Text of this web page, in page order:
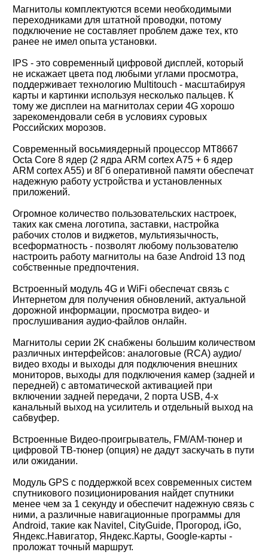
Магнитолы комплектуются всеми необходимыми
переходниками для штатной проводки, потому
подключение не составляет проблем даже тех, кто
ранее не имел опыта установки.
IPS - это современный цифровой дисплей, который
не искажает цвета под любыми углами просмотра,
поддерживает технологию Multitouch - масштабируя
карты и картинки используя несколько пальцев. К
тому же дисплеи на магнитолах серии 4G хорошо
зарекомендовали себя в условиях суровых
Российских морозов.
Современный восьмиядерный процессор MT8667
Octa Core 8 ядер (2 ядра ARM cortex A75 + 6 ядер
ARM cortex A55) и 8Гб оперативной памяти обеспечат
надежную работу устройства и установленных
приложений.
Огромное количество пользовательских настроек,
таких как смена логотипа, заставки, настройка
рабочих столов и виджетов, мультиязычность,
всеформатность - позволят любому пользователю
настроить работу магнитолы на базе Android 13 под
собственные предпочтения.
Встроенный модуль 4G и WiFi обеспечат связь с
Интернетом для получения обновлений, актуальной
дорожной информации, просмотра видео- и
прослушивания аудио-файлов онлайн.
Магнитолы серии 2K снабжены большим количеством
различных интерфейсов: аналоговые (RCA) аудио/
видео входы и выходы для подключения внешних
мониторов, выходы для подключения камер (задней и
передней) с автоматической активацией при
включении задней передачи, 2 порта USB, 4-х
канальный выход на усилитель и отдельный выход на
сабвуфер.
Встроенные Видео-проигрыватель, FM/AM-тюнер и
цифровой ТВ-тюнер (опция) не дадут заскучать в пути
или ожидании.
Модуль GPS с поддержкой всех современных систем
спутникового позиционирования найдет спутники
менее чем за 1 секунду и обеспечит надежную связь с
ними, а различные навигационные программы для
Android, такие как Navitel, CityGuide, Прогород, iGo,
Яндекс.Навигатор, Яндекс.Карты, Google-карты -
проложат точный маршрут.